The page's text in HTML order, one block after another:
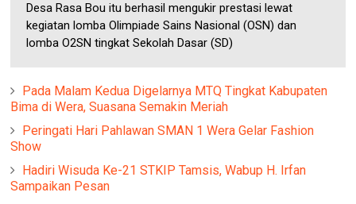
Desa Rasa Bou itu berhasil mengukir prestasi lewat
kegiatan lomba Olimpiade Sains Nasional (OSN) dan
lomba O2SN tingkat Sekolah Dasar (SD)
Pada Malam Kedua Digelarnya MTQ Tingkat Kabupaten
Bima di Wera, Suasana Semakin Meriah
Peringati Hari Pahlawan SMAN 1 Wera Gelar Fashion
Show
Hadiri Wisuda Ke-21 STKIP Tamsis, Wabup H. Irfan
Sampaikan Pesan